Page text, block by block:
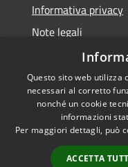
Informativa privacy
Note legali
Dichiarazione di
RSS
Accessibilità
Questo sito web utilizza
necessari al corretto
nonché un cookie
informazioni
Per maggiori dettagli, può
ACCETTA